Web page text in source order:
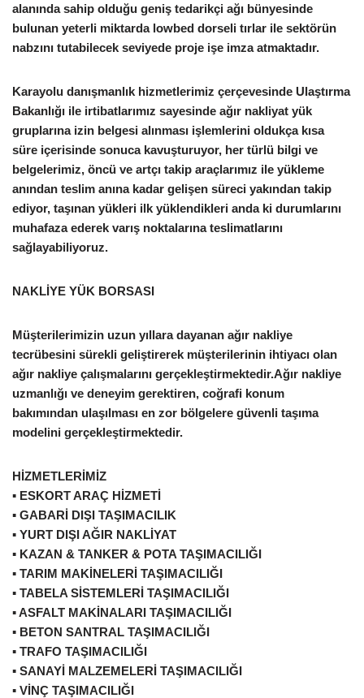
alanında sahip olduğu geniş tedarikçi ağı bünyesinde
bulunan yeterli miktarda lowbed dorseli tırlar ile sektörün
nabzını tutabilecek seviyede proje işe imza atmaktadır.
Karayolu danışmanlık hizmetlerimiz çerçevesinde Ulaştırma
Bakanlığı ile irtibatlarımız sayesinde ağır nakliyat yük
gruplarına izin belgesi alınması işlemlerini oldukça kısa
süre içerisinde sonuca kavuşturuyor, her türlü bilgi ve
belgelerimiz, öncü ve artçı takip araçlarımız ile yükleme
anından teslim anına kadar gelişen süreci yakından takip
ediyor, taşınan yükleri ilk yüklendikleri anda ki durumlarını
muhafaza ederek varış noktalarına teslimatlarını
sağlayabiliyoruz.
NAKLİYE YÜK BORSASI
Müşterilerimizin uzun yıllara dayanan ağır nakliye
tecrübesini sürekli geliştirerek müşterilerinin ihtiyacı olan
ağır nakliye çalışmalarını gerçekleştirmektedir.Ağır nakliye
uzmanlığı ve deneyim gerektiren, coğrafi konum
bakımından ulaşılması en zor bölgelere güvenli taşıma
modelini gerçekleştirmektedir.
HİZMETLERİMİZ
▪ ESKORT ARAÇ HİZMETİ
▪ GABARİ DIŞI TAŞIMACILIK
▪ YURT DIŞI AĞIR NAKLİYAT
▪ KAZAN & TANKER & POTA TAŞIMACILIĞI
▪ TARIM MAKİNELERİ TAŞIMACILIĞI
▪ TABELA SİSTEMLERİ TAŞIMACILIĞI
▪ ASFALT MAKİNALARI TAŞIMACILIĞI
▪ BETON SANTRAL TAŞIMACILIĞI
▪ TRAFO TAŞIMACILIĞI
▪ SANAYİ MALZEMELERİ TAŞIMACILIĞI
▪ VİNÇ TAŞIMACILIĞI